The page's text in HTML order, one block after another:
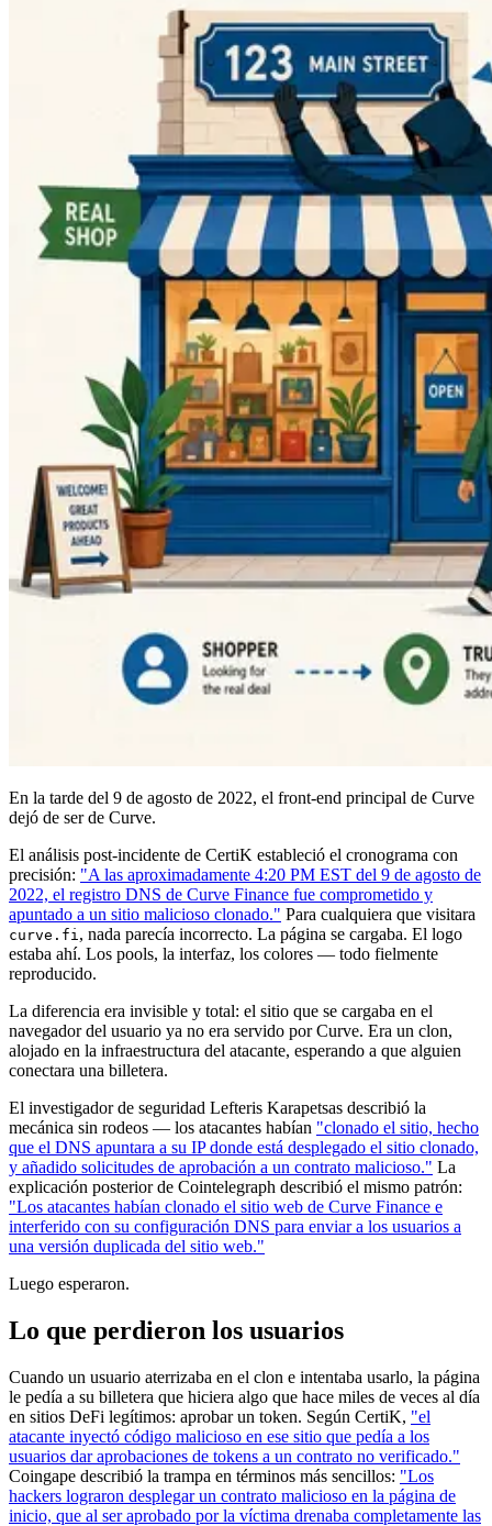
En la tarde del 9 de agosto de 2022, el front-end principal de Curve
dejó de ser de Curve.
El análisis post-incidente de CertiK estableció el cronograma con
precisión: "A las aproximadamente 4:20 PM EST del 9 de agosto de
2022, el registro DNS de Curve Finance fue comprometido y
apuntado a un sitio malicioso clonado." Para cualquiera que visitara
curve.fi, nada parecía incorrecto. La página se cargaba. El logo
estaba ahí. Los pools, la interfaz, los colores — todo fielmente
reproducido.
La diferencia era invisible y total: el sitio que se cargaba en el
navegador del usuario ya no era servido por Curve. Era un clon,
alojado en la infraestructura del atacante, esperando a que alguien
conectara una billetera.
El investigador de seguridad Lefteris Karapetsas describió la
mecánica sin rodeos — los atacantes habían "clonado el sitio, hecho
que el DNS apuntara a su IP donde está desplegado el sitio clonado,
y añadido solicitudes de aprobación a un contrato malicioso." La
explicación posterior de Cointelegraph describió el mismo patrón:
"Los atacantes habían clonado el sitio web de Curve Finance e
interferido con su configuración DNS para enviar a los usuarios a
una versión duplicada del sitio web."
Luego esperaron.
Lo que perdieron los usuarios
Cuando un usuario aterrizaba en el clon e intentaba usarlo, la página
le pedía a su billetera que hiciera algo que hace miles de veces al día
en sitios DeFi legítimos: aprobar un token. Según CertiK, "el
atacante inyectó código malicioso en ese sitio que pedía a los
usuarios dar aprobaciones de tokens a un contrato no verificado."
Coingape describió la trampa en términos más sencillos: "Los
hackers lograron desplegar un contrato malicioso en la página de
inicio, que al ser aprobado por la víctima drenaba completamente las